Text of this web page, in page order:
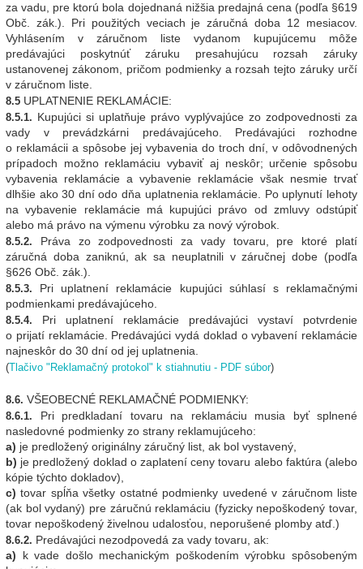
za vadu, pre ktorú bola dojednaná nižšia predajná cena (podľa §619
Obč. zák.). Pri použitých veciach je záručná doba 12 mesiacov.
Vyhlásením v záručnom liste vydanom kupujúcemu môže
predávajúci poskytnúť záruku presahujúcu rozsah záruky
ustanovenej zákonom, pričom podmienky a rozsah tejto záruky určí
v záručnom liste.
8.5 UPLATNENIE REKLAMÁCIE:
8.5.1. Kupujúci si uplatňuje právo vyplývajúce zo zodpovednosti za
vady v prevádzkárni predávajúceho. Predávajúci rozhodne
o reklamácii a spôsobe jej vybavenia do troch dní, v odôvodnených
prípadoch možno reklamáciu vybaviť aj neskôr; určenie spôsobu
vybavenia reklamácie a vybavenie reklamácie však nesmie trvať
dlhšie ako 30 dní odo dňa uplatnenia reklamácie. Po uplynutí lehoty
na vybavenie reklamácie má kupujúci právo od zmluvy odstúpiť
alebo má právo na výmenu výrobku za nový výrobok.
8.5.2.
Práva zo zodpovednosti za vady tovaru, pre ktoré platí
záručná doba zaniknú, ak sa neuplatnili v záručnej dobe (podľa
§626 Obč. zák.).
8.5.3.
Pri uplatnení reklamácie kupujúci súhlasí s reklamačnými
podmienkami predávajúceho.
8.5.4.
Pri uplatnení reklamácie predávajúci vystaví potvrdenie
o prijatí reklamácie. Predávajúci vydá doklad o vybavení reklamácie
najneskôr do 30 dní od jej uplatnenia.
(Tlačivo "Reklamačný protokol" k stiahnutiu - PDF súbor)
8.6. VŠEOBECNÉ REKLAMAČNÉ PODMIENKY:
8.6.1.
Pri predkladaní tovaru na reklamáciu musia byť splnené
nasledovné podmienky zo strany reklamujúceho:
a) je predložený originálny záručný list, ak bol vystavený,
b) je predložený doklad o zaplatení ceny tovaru alebo faktúra (alebo
kópie týchto dokladov),
c) tovar spĺňa všetky ostatné podmienky uvedené v záručnom liste
(ak bol vydaný) pre záručnú reklamáciu (fyzicky nepoškodený tovar,
tovar nepoškodený živelnou udalosťou, neporušené plomby atď.)
8.6.2. Predávajúci nezodpovedá za vady tovaru, ak:
a) k vade došlo mechanickým poškodením výrobku spôsobeným